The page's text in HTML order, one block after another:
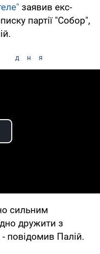
заявив екс-
партії "Собор",
дня
Video
сильним
дружити з
повідомив Палій.